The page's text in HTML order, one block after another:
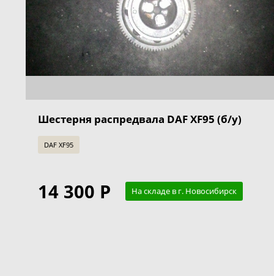
Шестерня распредвала DAF XF95 (б/у)
DAF XF95
14 300 Р На складе в г. Новосибирск